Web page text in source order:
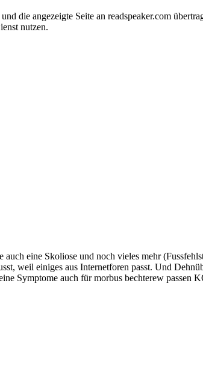
die angezeigte Seite an readspeaker.com
nutzen.
eine Skoliose und noch vieles mehr
weil einiges aus Internetforen passt. Und
Symptome auch für morbus bechterew